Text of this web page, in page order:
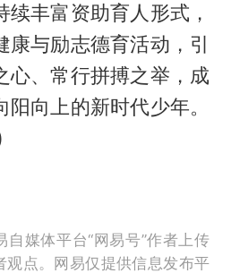
丰富资助育人形式，
与励志德育活动，引
心、常行拼搏之举，成
向上的新时代少年。
媒体平台“网易号”作者上传
观点。网易仅提供信息发布平